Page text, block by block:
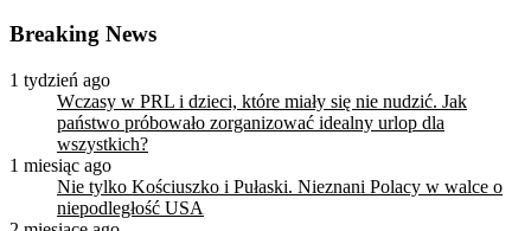
Breaking News
1 tydzień ago
Wczasy w PRL i dzieci, które miały się nie nudzić. Jak
państwo próbowało zorganizować idealny urlop dla
wszystkich?
1 miesiąc ago
Nie tylko Kościuszko i Pułaski. Nieznani Polacy w walce o
niepodległość USA